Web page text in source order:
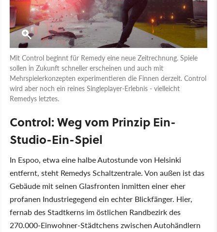
Mit Control beginnt für Remedy eine neue Zeitrechnung. Spiele
sollen in Zukunft schneller erscheinen und auch mit
Mehrspielerkonzepten experimentieren die Finnen derzeit. Control
wird aber noch ein reines Singleplayer-Erlebnis - vielleicht
Remedys letztes.
Control: Weg vom Prinzip Ein-
Studio-Ein-Spiel
In Espoo, etwa eine halbe Autostunde von Helsinki
entfernt, steht Remedys Schaltzentrale. Von außen ist das
Gebäude mit seinen Glasfronten inmitten einer eher
profanen Industriegegend ein echter Blickfänger. Hier,
fernab des Stadtkerns im östlichen Randbezirk des
270.000-Einwohner-Städtchens zwischen Autohändlern